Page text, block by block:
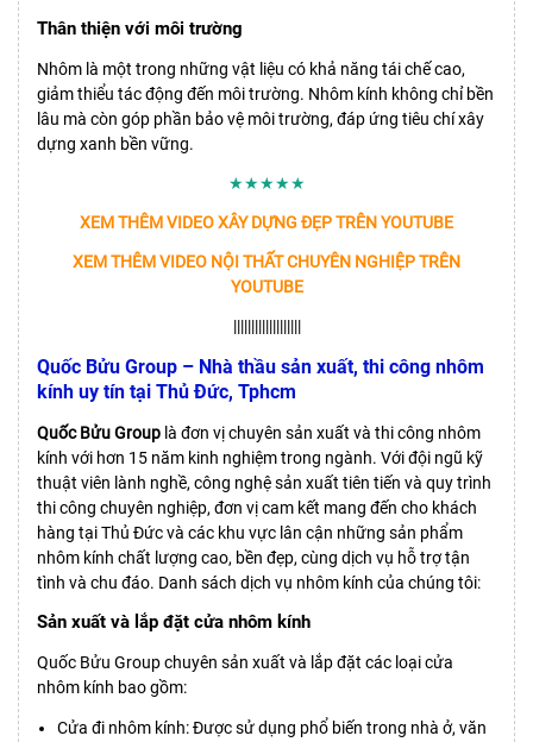
Thân thiện với môi trường
Nhôm là một trong những vật liệu có khả năng tái chế cao,
giảm thiểu tác động đến môi trường. Nhôm kính không chỉ bền
lâu mà còn góp phần bảo vệ môi trường, đáp ứng tiêu chí xây
dựng xanh bền vững.
★★★★★
XEM THÊM VIDEO XÂY DỰNG ĐẸP TRÊN YOUTUBE
XEM THÊM VIDEO NỘI THẤT CHUYÊN NGHIỆP TRÊN
YOUTUBE
|||||||||||||||||||
Quốc Bửu Group – Nhà thầu sản xuất, thi công nhôm
kính uy tín tại Thủ Đức, Tphcm
Quốc Bửu Group là đơn vị chuyên sản xuất và thi công nhôm
kính với hơn 15 năm kinh nghiệm trong ngành. Với đội ngũ kỹ
thuật viên lành nghề, công nghệ sản xuất tiên tiến và quy trình
thi công chuyên nghiệp, đơn vị cam kết mang đến cho khách
hàng tại Thủ Đức và các khu vực lân cận những sản phẩm
nhôm kính chất lượng cao, bền đẹp, cùng dịch vụ hỗ trợ tận
tình và chu đáo. Danh sách dịch vụ nhôm kính của chúng tôi:
Sản xuất và lắp đặt cửa nhôm kính
Quốc Bửu Group chuyên sản xuất và lắp đặt các loại cửa
nhôm kính bao gồm:
Cửa đi nhôm kính: Được sử dụng phổ biến trong nhà ở, văn